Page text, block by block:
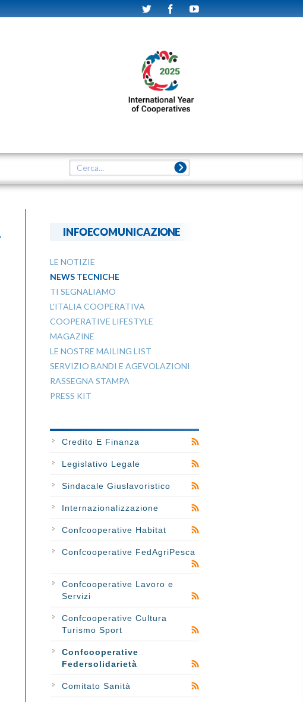
INFOECOMUNICAZIONE
LE NOTIZIE
NEWS TECNICHE
TI SEGNALIAMO
L'ITALIA COOPERATIVA
COOPERATIVE LIFESTYLE
MAGAZINE
LE NOSTRE MAILING LIST
SERVIZIO BANDI E AGEVOLAZIONI
RASSEGNA STAMPA
PRESS KIT
Credito E Finanza
Legislativo Legale
Sindacale Giuslavoristico
Internazionalizzazione
Confcooperative Habitat
Confcooperative FedAgriPesca
Confcooperative Lavoro e
Servizi
Confcooperative Cultura
Turismo Sport
Confcooperative
Federsolidarietà
Comitato Sanità